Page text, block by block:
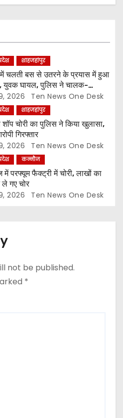
शाहजहांपुर
चलती बस से उतरने के प्रयास में हुआ
युवक घायल, पुलिस ने चालक-
को पूंछताछ के लिए हिरासत में लिया
2026 Ten News One Desk
शाहजहांपुर
शॉप चोरी का पुलिस ने किया खुलासा,
गिरफ्तार
2026 Ten News One Desk
कन्नौज
में परफ्यूम फैक्ट्री में चोरी, लाखों का
ले गए चोर
2026 Ten News One Desk
not be published.
*